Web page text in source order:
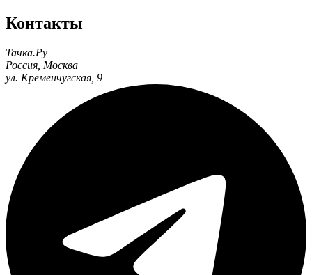
Контакты
Тачка.Ру
Россия Москва
ул. Кременчугская, 9